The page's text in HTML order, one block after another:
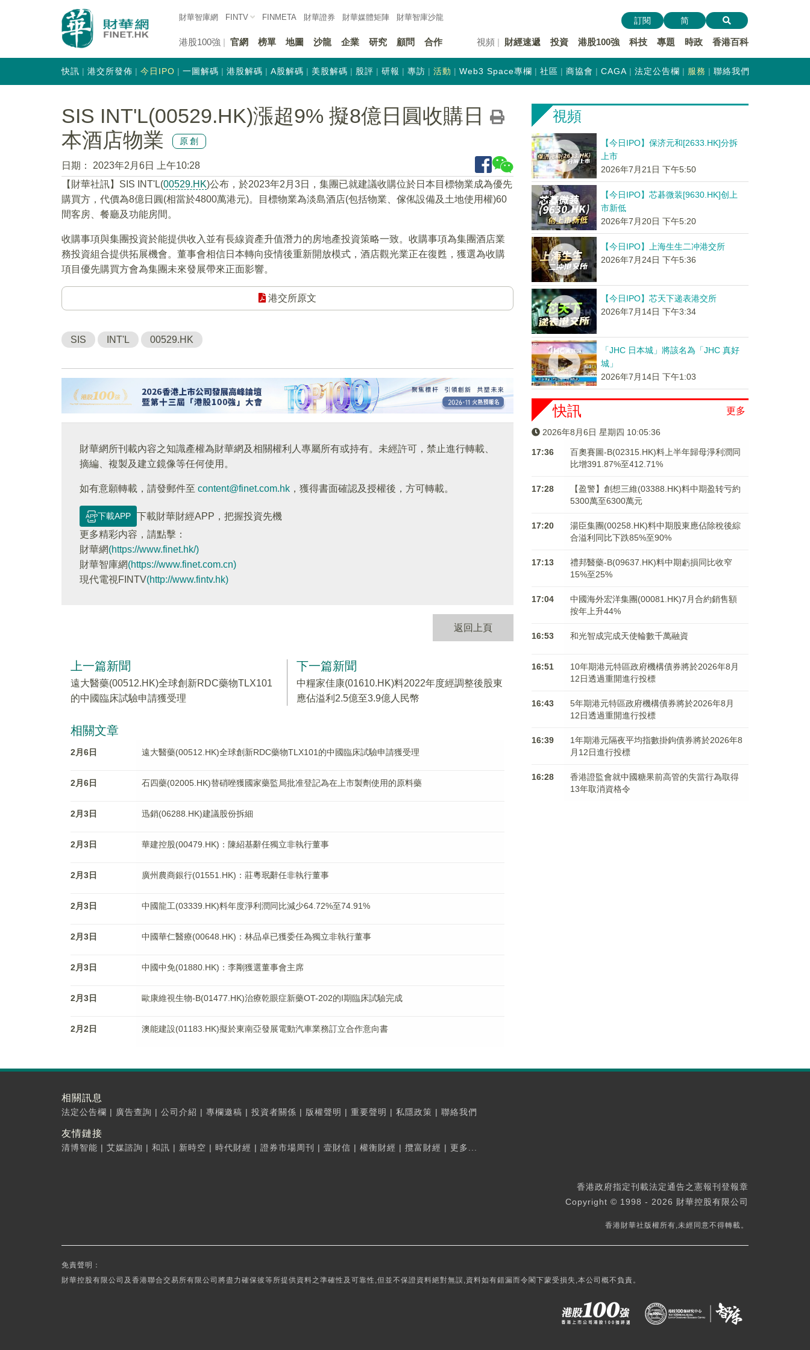
財華智庫網 FINTV FINMETA 財華證券 財華媒體矩陣 財華智庫沙龍
港股100強 官網 榜單 地圖 沙龍 企業 研究 顧問 合作 視頻 財經速遞 投資 港股100強 科技 專題 時政 香港百科
訂閱 简
快訊 港交所發佈 今日IPO 一圖解碼 港股解碼 A股解碼 美股解碼 股評 研報 專訪 活動 Web3 Space專欄 社區 商協會 CAGA 法定公告欄 服務 聯絡我們
SIS INT'L(00529.HK)漲超9% 擬8億日圓收購日
本酒店物業
原創
日期：
2023年2月6日 上午10:28
【財華社訊】SIS INT'L(00529.HK)公布，於2023年2月3日，集團已就建議收購位於日本目標物業成為優先
購買方，代價為8億日圓(相當於4800萬港元)。目標物業為淡島酒店(包括物業、傢俬設備及土地使用權)60
間客房、餐廳及功能房間。
收購事項與集團投資於能提供收入並有長線資產升值潛力的房地產投資策略一致。收購事項為集團酒店業
務投資組合提供拓展機會。董事會相信日本轉向疫情後重新開放模式，酒店觀光業正在復甦，獲選為收購
項目優先購買方會為集團未來發展帶來正面影響。
港交所原文
SIS INT'L 00529.HK
財華網所刊載內容之知識產權為財華網及相關權利人專屬所有或持有。未經許可，禁止進行轉載、
摘編、複製及建立鏡像等任何使用。
如有意願轉載，請發郵件至 content@finet.com.hk ，獲得書面確認及授權後，方可轉載。
下載APP
下載財華財經APP，把握投資先機
更多精彩内容，請點擊：
財華網(https://www.finet.hk/)
財華智庫網(https://www.finet.com.cn)
現代電視FINTV(http://www.fintv.hk)
返回上頁
上一篇新聞
遠大醫藥(00512.HK)全球創新RDC藥物TLX101
的中國臨床試驗申請獲受理
下一篇新聞
中糧家佳康(01610.HK)料2022年度經調整後股東
應佔溢利2.5億至3.9億人民幣
相關文章
2月6日 遠大醫藥(00512.HK)全球創新RDC藥物TLX101的中國臨床試驗申請獲受理
2月6日 石四藥(02005.HK)替硝唑獲國家藥監局批准登記為在上市製劑使用的原料藥
2月3日 迅銷(06288.HK)建議股份拆細
2月3日 華建控股(00479.HK)：陳紹基辭任獨立非執行董事
2月3日 廣州農商銀行(01551.HK)：莊粵珉辭任非執行董事
2月3日 中國龍工(03339.HK)料年度淨利潤同比減少64.72%至74.91%
2月3日 中國華仁醫療(00648.HK)：林品卓已獲委任為獨立非執行董事
2月3日 中國中免(01880.HK)：李剛獲選董事會主席
2月3日 歐康維視生物-B(01477.HK)治療乾眼症新藥OT-202的I期臨床試驗完成
2月2日 澳能建設(01183.HK)擬於東南亞發展電動汽車業務訂立合作意向書
視頻
【今日IPO】保济元和[2633.HK]分拆
上市
2026年7月21日 下午5:50
【今日IPO】芯碁微装[9630.HK]创上
市新低
2026年7月20日 下午5:20
【今日IPO】上海生生二冲港交所
2026年7月24日 下午5:36
【今日IPO】芯天下递表港交所
2026年7月14日 下午3:34
「JHC 日本城」將該名為「JHC 真好
城」
2026年7月14日 下午1:03
更多
快訊
2026年8月6日 星期四 10:05:36
17:36
百奧賽圖-B(02315.HK)料上半年歸母淨利潤同
比增391.87%至412.71%
17:28
【盈警】創想三維(03388.HK)料中期盈转亏約
5300萬至6300萬元
17:20
湯臣集團(00258.HK)料中期股東應佔除稅後綜
合溢利同比下跌85%至90%
17:13
禮邦醫藥-B(09637.HK)料中期虧損同比收窄
15%至25%
17:04
中國海外宏洋集團(00081.HK)7月合約銷售額
按年上升44%
16:53 和光智成完成天使輪數千萬融資
16:51
10年期港元特區政府機構債券將於2026年8月
12日透過重開進行投標
16:43
5年期港元特區政府機構債券將於2026年8月
12日透過重開進行投標
16:39
1年期港元隔夜平均指數掛鉤債券將於2026年8
月12日進行投標
16:28
香港證監會就中國糖果前高管的失當行為取得
13年取消資格令
相關訊息
法定公告欄 | 廣告查詢 | 公司介紹 | 專欄邀稿 | 投資者關係 | 版權聲明 | 重要聲明 | 私隱政策 | 聯絡我們
友情鏈接
清博智能 | 艾媒諮詢 | 和訊 | 新時空 | 時代財經 | 證券市場周刊 | 壹財信 | 權衡財經 | 攬富財經 | 更多...
香港政府指定刊載法定通告之憲報刊登報章
Copyright © 1998 - 2026 財華控股有限公司
香港財華社版權所有,未經同意不得轉載。
免責聲明：
財華控股有限公司及香港聯合交易所有限公司將盡力確保彼等所提供資料之準確性及可靠性,但並不保證資料絕對無誤,資料如有錯漏而令閣下蒙受損失,本公司概不負責。